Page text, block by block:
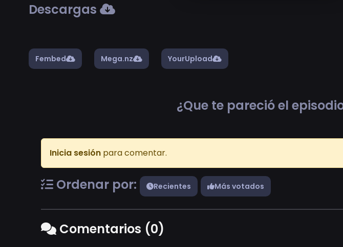
Descargas
Fembed Mega.nz YourUpload
¿Que te pareció el
Inicia sesión para comentar.
Ordenar por: Recientes Más votados
Comentarios (0)